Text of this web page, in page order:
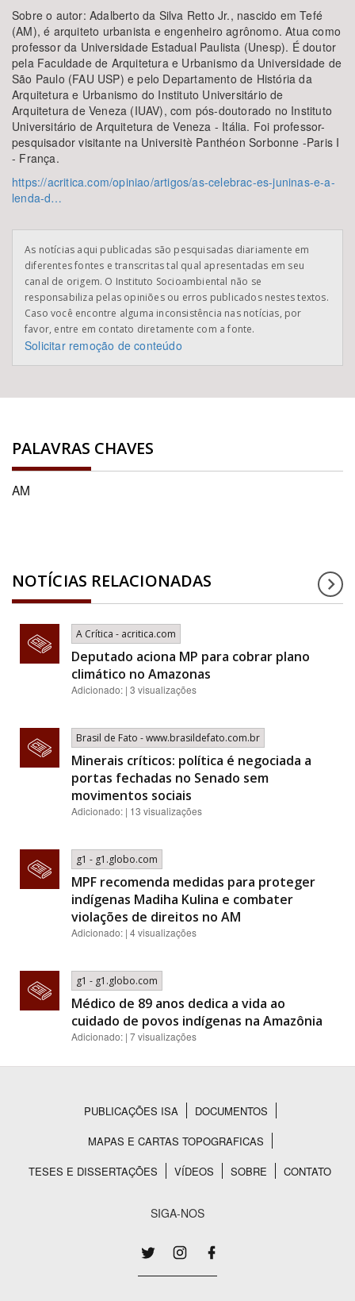
Sobre o autor: Adalberto da Silva Retto Jr., nascido em Tefé
(AM), é arquiteto urbanista e engenheiro agrônomo. Atua como
professor da Universidade Estadual Paulista (Unesp). É doutor
pela Faculdade de Arquitetura e Urbanismo da Universidade de
São Paulo (FAU USP) e pelo Departamento de História da
Arquitetura e Urbanismo do Instituto Universitário de
Arquitetura de Veneza (IUAV), com pós-doutorado no Instituto
Universitário de Arquitetura de Veneza - Itália. Foi professor-
pesquisador visitante na Universitè Panthéon Sorbonne -Paris I
- França.
https://acritica.com/opiniao/artigos/as-celebrac-es-juninas-e-a-
lenda-d…
As notícias aqui publicadas são pesquisadas diariamente em
diferentes fontes e transcritas tal qual apresentadas em seu
canal de origem. O Instituto Socioambiental não se
responsabiliza pelas opiniões ou erros publicados nestes textos.
Caso você encontre alguma inconsistência nas notícias, por
favor, entre em contato diretamente com a fonte.
Solicitar remoção de conteúdo
PALAVRAS CHAVES
AM
NOTÍCIAS RELACIONADAS
A Crítica - acritica.com
Deputado aciona MP para cobrar plano
climático no Amazonas
Adicionado: | 3 visualizações
Brasil de Fato - www.brasildefato.com.br
Minerais críticos: política é negociada a
portas fechadas no Senado sem
movimentos sociais
Adicionado: | 13 visualizações
g1 - g1.globo.com
MPF recomenda medidas para proteger
indígenas Madiha Kulina e combater
violações de direitos no AM
Adicionado: | 4 visualizações
g1 - g1.globo.com
Médico de 89 anos dedica a vida ao
cuidado de povos indígenas na Amazônia
Adicionado: | 7 visualizações
Rodapé
PUBLICAÇÕES ISA
DOCUMENTOS
MAPAS E CARTAS TOPOGRAFICAS
TESES E DISSERTAÇÕES
VÍDEOS SOBRE CONTATO
SIGA-NOS